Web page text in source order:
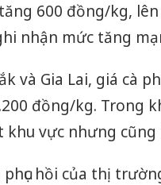
600 đồng/kg,
nhận mức tăng
và Gia Lai, giá cà
đồng/kg. Trong
khu vực nhưng
phục hồi của thị